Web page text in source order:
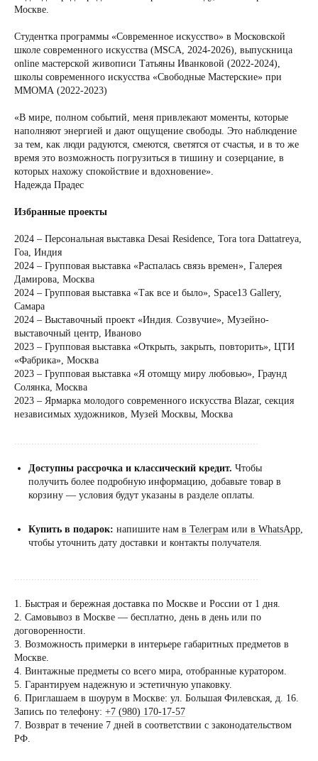
Москве.
Студентка программы «Cовременное искусство» в Московской
школе современного искусства (MSCA, 2024-2026), выпускница
online мастерской живописи Татьяны Иванковой (2022-2024),
школы современного искусства «Свободные Мастерские» при
ММОМА (2022-2023)
«В мире, полном событий, меня привлекают моменты, которые
наполняют энергией и дают ощущение свободы. Это наблюдение
за тем, как люди радуются, смеются, светятся от счастья, и в то же
время это возможность погрузиться в тишину и созерцание, в
которых нахожу спокойствие и вдохновение».
Надежда Прадес
Избранные проекты
2024 – Персональная выставка Desai Residence, Tora tora Dattatreya,
Гоа, Индия
2024 – Групповая выставка «Распалась связь времен», Галерея
Дамирова, Москва
2024 – Групповая выставка «Так все и было», Space13 Gallery,
Самара
2024 – Выставочный проект «Индия. Созвучие», Музейно-
выставочный центр, Иваново
2023 – Групповая выставка «Открыть, закрыть, повторить», ЦТИ
«Фабрика», Москва
2023 – Групповая выставка «Я отомщу миру любовью», Граунд
Солянка, Москва
2023 – Ярмарка молодого современного искусства Blazar, секция
независимых художников, Музей Москвы, Москва
......................................................................................
Доступны рассрочка и классический кредит. Чтобы
получить более подробную информацию, добавьте товар в
корзину — условия будут указаны в разделе оплаты.
Купить в подарок: напишите нам в Телеграм или в WhatsApp,
чтобы уточнить дату доставки и контакты получателя.
......................................................................................
1. Быстрая и бережная доставка по Москве и России от 1 дня.
2. Самовывоз в Москве — бесплатно, день в день или по
договоренности.
3. Возможность примерки в интерьере габаритных предметов в
Москве.
4. Винтажные предметы со всего мира, отобранные куратором.
5. Гарантируем надежную и эстетичную упаковку.
6. Приглашаем в шоурум в Москве: ул. Большая Филевская, д. 16.
Запись по телефону: +7 (980) 170-17-57
7. Возврат в течение 7 дней в соответствии с законодательством
РФ.
Вы можете
коллекционеру,
по предварительной